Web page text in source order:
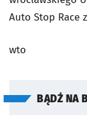
Auto Stop Race
wto
BĄDŹ NA